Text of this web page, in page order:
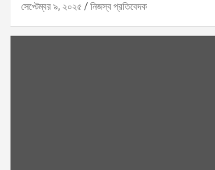
সেপ্টেম্বর ৯, ২০২৫ নিজস্ব প্রতিবেদক